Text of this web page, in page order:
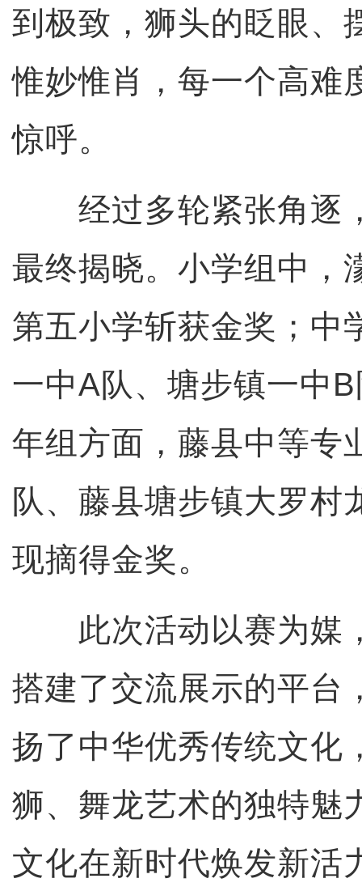
到极致，狮头的眨眼、
惟妙惟肖，每一个高难
惊呼。
经过多轮紧张角逐
最终揭晓。小学组中，
第五小学斩获金奖；中
一中A队、塘步镇一中
年组方面，藤县中等专
队、藤县塘步镇大罗村
现摘得金奖。
此次活动以赛为媒
搭建了交流展示的平台
扬了中华优秀传统文化
狮、舞龙艺术的独特魅
文化在新时代焕发新活